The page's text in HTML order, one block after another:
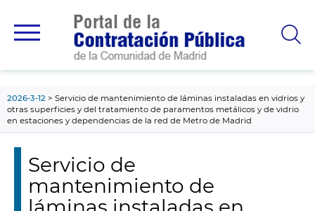
principal
2026-3-12
Servicio de mantenimiento de láminas instaladas en vidrios y
otras superficies y del tratamiento de paramentos metálicos y de vidrio
en estaciones y dependencias de la red de Metro de Madrid
Servicio de
mantenimiento de